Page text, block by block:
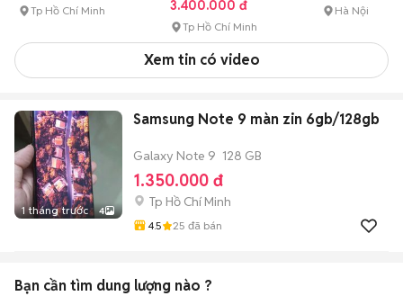
Tp Hồ Chí Minh 3.400.000 đ
Tp Hồ Chí Minh
Hà Nội
Xem tin có video
1 tháng trước 4
Samsung Note 9 màn zin 6gb/128gb
Galaxy Note 9 128 GB
1.350.000 đ
Tp Hồ Chí Minh
4.5 25 đã bán
Bạn cần tìm dung lượng nào ?